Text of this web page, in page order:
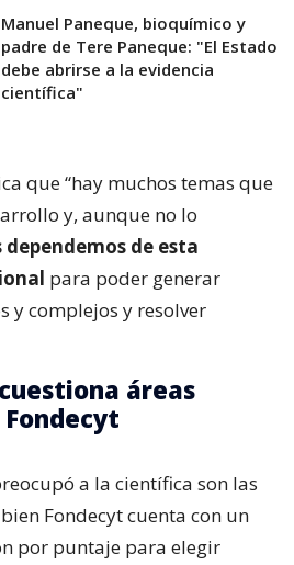
Manuel Paneque, bioquímico y
padre de Tere Paneque: "El Estado
debe abrirse a la evidencia
científica"
que “hay muchos temas que
y, aunque no lo
de esta
para poder generar
y complejos y resolver
áreas
a la científica son las
Fondecyt cuenta con un
por puntaje para elegir